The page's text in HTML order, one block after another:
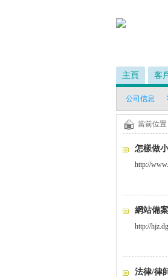
主頁 客
公司信息
當前位置
怎樣做
http://
網站備
http://
法律/律